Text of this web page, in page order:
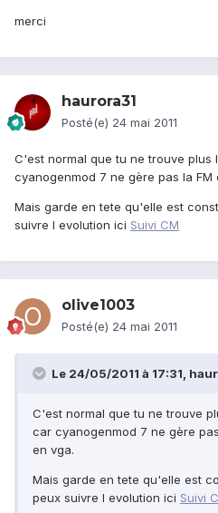
merci
haurora31
Posté(e) 24 mai 2011
C'est normal que tu ne trouve plus
cyanogenmod 7 ne gère pas la
Mais garde en tete qu'elle est
suivre l evolution ici Suivi CM
olive1003
Posté(e) 24 mai 2011
Le 24/05/2011 à 17:31,
C'est normal que tu ne trouve
car cyanogenmod 7 ne gère
en vga.
Mais garde en tete qu'elle est
peux suivre l evolution ici Suivi